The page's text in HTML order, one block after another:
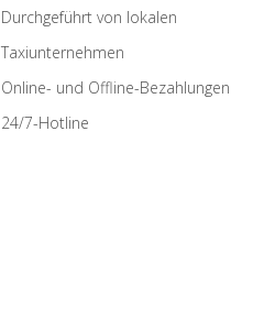
Durchgeführt von lokalen
Taxiunternehmen
Online- und Offline-Bezahlungen
24/7-Hotline